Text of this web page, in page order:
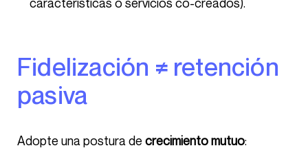
Fidelización ≠ retención
pasiva
Adopte una postura de crecimiento mutuo: